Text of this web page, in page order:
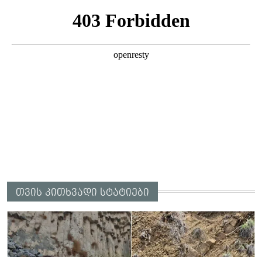
გაუსწორდნენ?
თვის კითხვადი სტატიები